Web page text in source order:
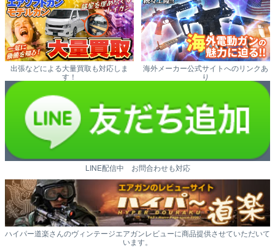
出張などによる大量買取も対応しま
す！
海外メーカー公式サイトへのリンクあ
り
LINE配信中 お問合わせも対応
ハイパー道楽さんのヴィンテージエアガンレビューに商品提供させていただいて
います。